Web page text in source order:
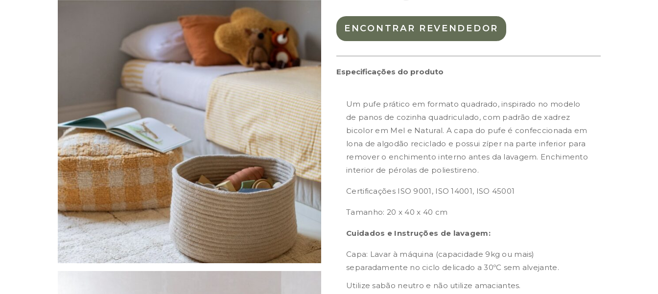
ENCONTRAR REVENDEDOR
Especificações do produto
Um pufe prático em formato quadrado, inspirado no modelo
de panos de cozinha quadriculado, com padrão de xadrez
bicolor em Mel e Natural. A capa do pufe é confeccionada em
lona de algodão reciclado e possui zíper na parte inferior para
remover o enchimento interno antes da lavagem. Enchimento
interior de pérolas de poliestireno.
Certificações ISO 9001, ISO 14001, ISO 45001
Tamanho: 20 x 40 x 40 cm
Cuidados e Instruções de lavagem:
Capa: Lavar à máquina (capacidade 9kg ou mais)
separadamente no ciclo delicado a 30ºC sem alvejante.
Utilize sabão neutro e não utilize amaciantes.